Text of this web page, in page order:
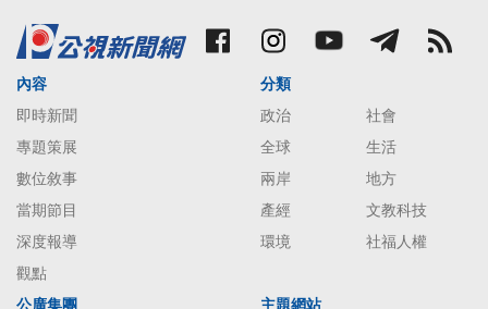
內容
即時新聞
專題策展
數位敘事
當期節目
深度報導
觀點
分類
政治
社會
全球
生活
兩岸
地方
產經
文教科技
環境
社福人權
公廣集團 主題網站